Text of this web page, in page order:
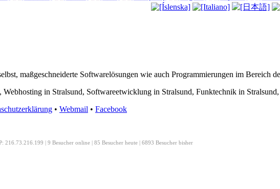
maßgeschneiderte Softwarelösungen wie auch Programmierungen im Bereich
in Stralsund, Softwareetwicklung in Stralsund, Funktechnik in Stralsund,
• Webmail • Facebook
216.73.216.199 | 9 Besucher online | 85 Besucher heute | 6893 Besucher bisher